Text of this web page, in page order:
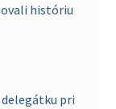
históriu
pri